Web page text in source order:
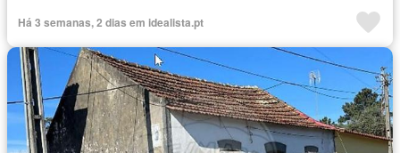
Há 3 semanas, 2 dias em idealista.pt